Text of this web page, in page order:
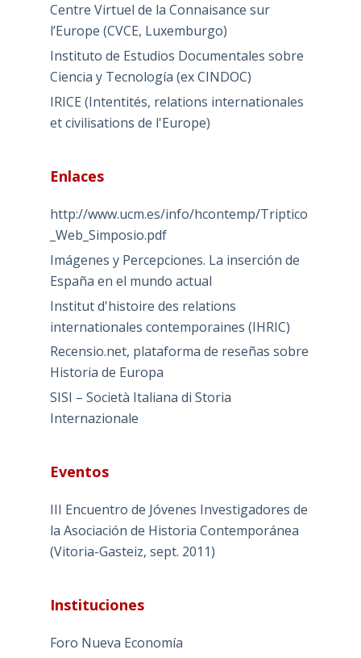
Centre Virtuel de la Connaisance sur
l’Europe (CVCE, Luxemburgo)
Instituto de Estudios Documentales sobre
Ciencia y Tecnología (ex CINDOC)
IRICE (Intentités, relations internationales
et civilisations de l'Europe)
Enlaces
http://www.ucm.es/info/hcontemp/Triptico
_Web_Simposio.pdf
Imágenes y Percepciones. La inserción de
España en el mundo actual
Institut d'histoire des relations
internationales contemporaines (IHRIC)
Recensio.net, plataforma de reseñas sobre
Historia de Europa
SISI – Società Italiana di Storia
Internazionale
Eventos
III Encuentro de Jóvenes Investigadores de
la Asociación de Historia Contemporánea
(Vitoria-Gasteiz, sept. 2011)
Instituciones
Foro Nueva Economía